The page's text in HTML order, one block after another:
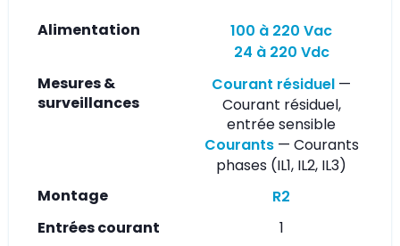
Alimentation
100 à 220 Vac
24 à 220 Vdc
Mesures &
surveillances
Courant résiduel —
Courant résiduel,
entrée sensible
Courants— Courants
phases (IL1, IL2, IL3)
Montage
R2
Entrées courant
1